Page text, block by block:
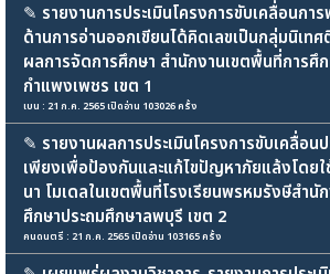
✎ รายงานการประเมินโครงการขับเคลื่อนก
ด้านการอ่านออกเขียนได้คิดเลขเป็นกลุ่มนิเทศ
ผลการจัดการศึกษา สำนักงานเขตพื้นที่การศึ
กำแพงเพชร เขต 1
เบน : 21 ก.ค. 2565 เปิดอ่าน 103026 ครั้ง
✎ รายงานผลการประเมินโครงการขับเคลื่อ
เพียงเพื่อป้องกันและแก้ไขปัญหาภัยแล้งโดย
นา โมเดลในเขตพื้นที่โรงเรียนพรหมรังษีสำนั
ศึกษาประถมศึกษาลพบุรี เขต 2
คนดนตรี : 21 ก.ค. 2565 เปิดอ่าน 103165 ครั้ง